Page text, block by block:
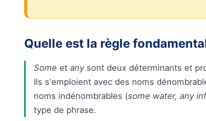
Quelle est la règle
Some et anysont deux déterminants et
Ils s'emploient avec des noms
noms indénombrables (some water, any
type de phrase.